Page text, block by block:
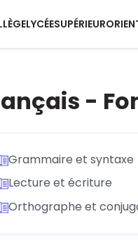
LYCÉESUPÉRIEUR
-
Grammaire et syntaxe
Lecture et écriture
Orthographe et